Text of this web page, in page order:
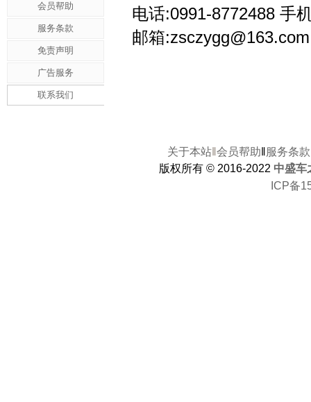
会员帮助
服务条款
免责声明
广告服务
联系我们
电话:0991-8772488 手
邮箱:
关于本站 会员帮助 服务条款
版权所有 © 2016-2022 中盛车
ICP备